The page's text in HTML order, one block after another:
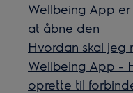
Wellbeing App
at åbne den
Hvordan skal jeg
Wellbeing App -
oprette til